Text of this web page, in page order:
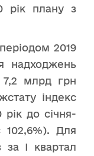
рік плану з
2019
надходжень
7,2 млрд грн
індекс
рік до січня-
102,6%). Для
за І квартал